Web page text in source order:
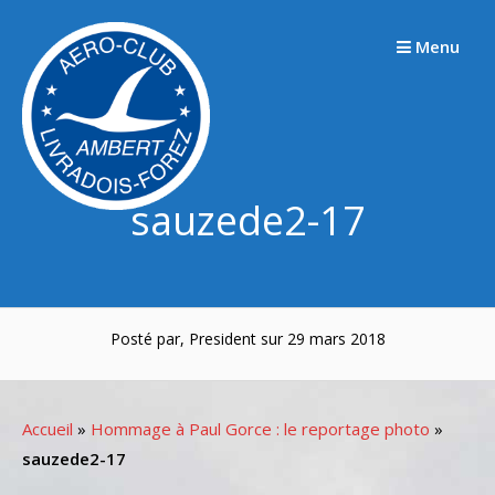
contenu
Menu
sauzede2-17
Posté par, President sur 29 mars 2018
Accueil » Hommage à Paul Gorce : le reportage photo »
sauzede2-17